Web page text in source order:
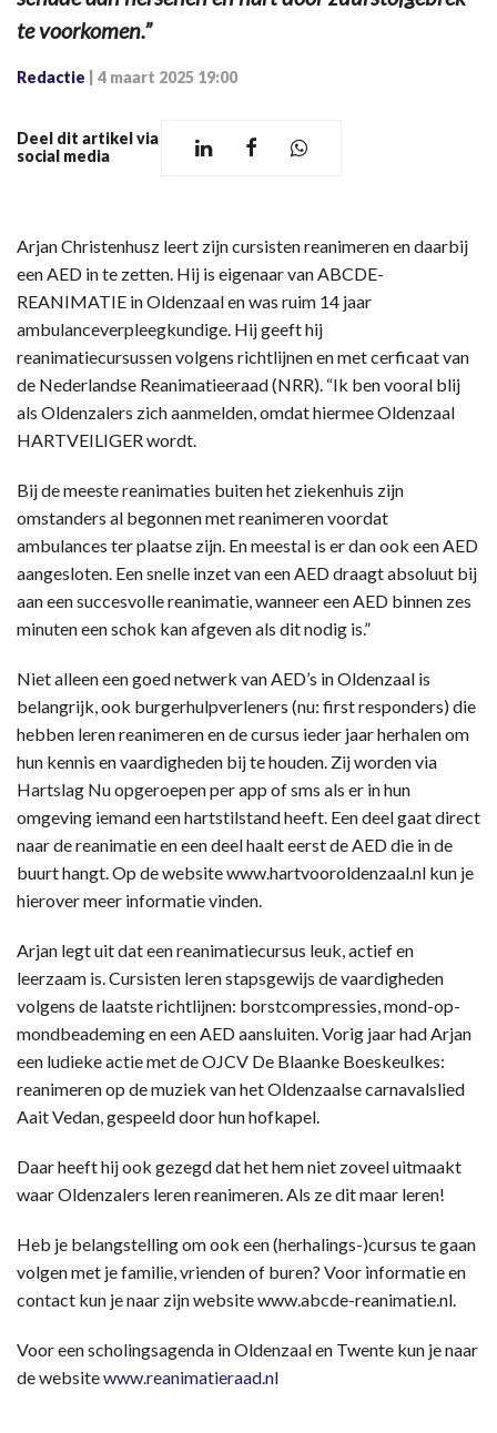
te voorkomen.”
Redactie 4 maart 2025 19:00
Deel dit artikel via
social media
Arjan Christenhusz leert zijn cursisten reanimeren en daarbij
een AED in te zetten. Hij is eigenaar van ABCDE-
REANIMATIE in Oldenzaal en was ruim 14 jaar
ambulanceverpleegkundige. Hij geeft hij
reanimatiecursussen volgens richtlijnen en met cerficaat van
de Nederlandse Reanimatieeraad (NRR). “Ik ben vooral blij
als Oldenzalers zich aanmelden, omdat hiermee Oldenzaal
HARTVEILIGER wordt.
Bij de meeste reanimaties buiten het ziekenhuis zijn
omstanders al begonnen met reanimeren voordat
ambulances ter plaatse zijn. En meestal is er dan ook een AED
aangesloten. Een snelle inzet van een AED draagt absoluut bij
aan een succesvolle reanimatie, wanneer een AED binnen zes
minuten een schok kan afgeven als dit nodig is.”
Niet alleen een goed netwerk van AED’s in Oldenzaal is
belangrijk, ook burgerhulpverleners (nu: first responders) die
hebben leren reanimeren en de cursus ieder jaar herhalen om
hun kennis en vaardigheden bij te houden. Zij worden via
Hartslag Nu opgeroepen per app of sms als er in hun
omgeving iemand een hartstilstand heeft. Een deel gaat direct
naar de reanimatie en een deel haalt eerst de AED die in de
buurt hangt. Op de website www.hartvooroldenzaal.nl kun je
hierover meer informatie vinden.
Arjan legt uit dat een reanimatiecursus leuk, actief en
leerzaam is. Cursisten leren stapsgewijs de vaardigheden
volgens de laatste richtlijnen: borstcompressies, mond-op-
mondbeademing en een AED aansluiten. Vorig jaar had Arjan
een ludieke actie met de OJCV De Blaanke Boeskeulkes:
reanimeren op de muziek van het Oldenzaalse carnavalslied
Aait Vedan, gespeeld door hun hofkapel.
Daar heeft hij ook gezegd dat het hem niet zoveel uitmaakt
waar Oldenzalers leren reanimeren. Als ze dit maar leren!
Heb je belangstelling om ook een (herhalings-)cursus te gaan
volgen met je familie, vrienden of buren? Voor informatie en
contact kun je naar zijn website www.abcde-reanimatie.nl.
Voor een scholingsagenda in Oldenzaal en Twente kun je naar
de websitewww.reanimatieraad.nl